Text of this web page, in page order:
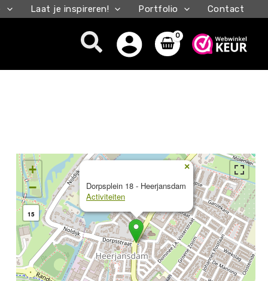
Laat je inspireren! Portfolio Contact
Zoeken
Dorpsplein 18 - Heerjansdam
Activiteiten
×
+
−
15